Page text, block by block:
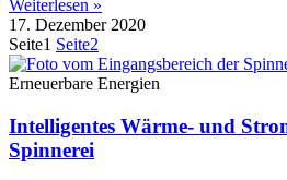
Weiterlesen »
17. Dezember 2020
Seite1 Seite2
Erneuerbare Energien
Intelligentes Wärme- und
Spinnerei